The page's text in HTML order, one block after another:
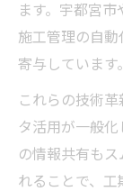
ます。宇都宮市
施工管理の自
寄与しています。
これらの技術
タ活用が一般
の情報共有も
れることで、